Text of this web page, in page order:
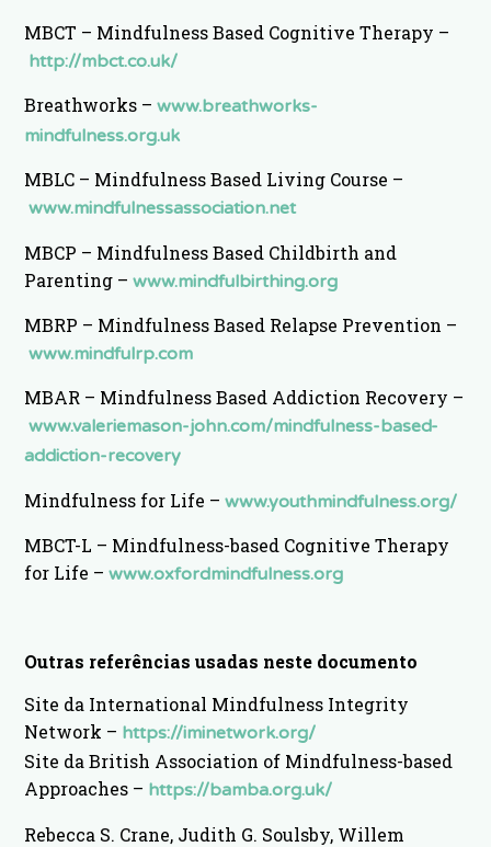
MBCT – Mindfulness Based Cognitive Therapy –
http://mbct.co.uk/
Breathworks –www.breathworks-
mindfulness.org.uk
MBLC – Mindfulness Based Living Course –
www.mindfulnessassociation.net
MBCP – Mindfulness Based Childbirth and
Parenting –www.mindfulbirthing.org
MBRP – Mindfulness Based Relapse Prevention –
www.mindfulrp.com
MBAR – Mindfulness Based Addiction Recovery –
www.valeriemason-john.com/mindfulness-based-
addiction-recovery
Mindfulness for Life – www.youthmindfulness.org/
MBCT-L – Mindfulness-based Cognitive Therapy
for Life –www.oxfordmindfulness.org
Outras referências usadas neste documento
Site da International Mindfulness Integrity
Network – https://iminetwork.org/
Site da British Association of Mindfulness-based
Approaches – https://bamba.org.uk/
Rebecca S. Crane, Judith G. Soulsby, Willem